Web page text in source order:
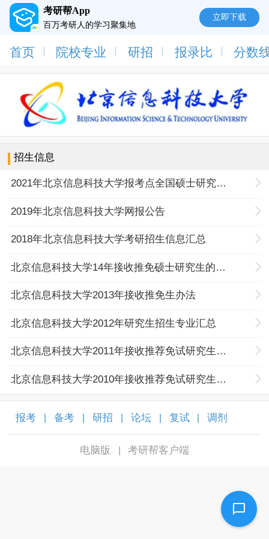
考研帮App
百万考研人的学习聚集地
立即下载
首页 院校专业 研招 报录比 分数
招生信息
2021年北京信息科技大学报考点全国硕士研究生招生考试公告
2019年北京信息科技大学网报公告
2018年北京信息科技大学考研招生信息汇总
北京信息科技大学14年接收推免硕士研究生的申请办法
北京信息科技大学2013年接收推免生办法
北京信息科技大学2012年研究生招生专业汇总
北京信息科技大学2011年接收推荐免试研究生办法
北京信息科技大学2010年接收推荐免试研究生办法
报考 备考 研招 论坛 复试 调剂
电脑版 考研帮客户端